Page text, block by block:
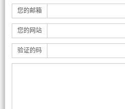
您的邮箱
您的网站
验证的码